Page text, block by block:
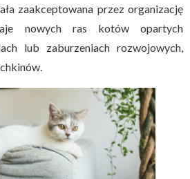
zaakceptowana przez organizację
nowych ras kotów opartych
lub zaburzeniach rozwojowych,